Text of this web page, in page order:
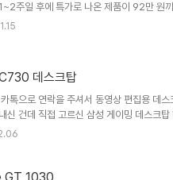
주일 후에 특가로 나온 제품이 92만 원
까 비싸겠지' 하며 구매를 미뤘었죠. 그러
아무리 성능이 좋다한들 그 들만의 리그로
ti가 출시되었고 역시나 미쳐버린 가격
데스크탑
톡으로 연락을 주셔서 동영상 편집용 데
신 건데 직접 고르신 삼성 게이밍 데스크
구형 시스템이라서 저로선 권해드리기
업 제품을 우선적으로 고려하고 계셨지